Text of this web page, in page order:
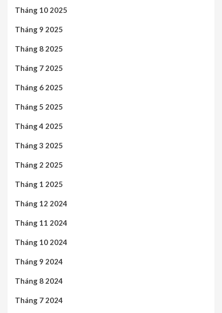
Tháng 10 2025
Tháng 9 2025
Tháng 8 2025
Tháng 7 2025
Tháng 6 2025
Tháng 5 2025
Tháng 4 2025
Tháng 3 2025
Tháng 2 2025
Tháng 1 2025
Tháng 12 2024
Tháng 11 2024
Tháng 10 2024
Tháng 9 2024
Tháng 8 2024
Tháng 7 2024